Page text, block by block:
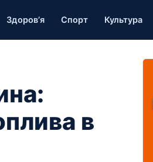
Здоров’я Спорт Культура
в